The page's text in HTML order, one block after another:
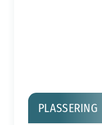
PLASSERING